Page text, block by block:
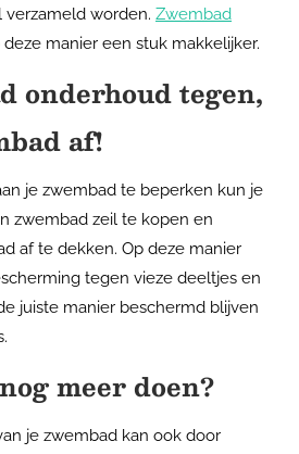
worden. Zwembad
manier een stuk makkelijker.
onderhoud tegen,
af!
je zwembad te beperken kun je
zwembad zeil te kopen en
af te dekken. Op deze manier
tegen vieze deeltjes en
juiste manier beschermd blijven
meer doen?
je zwembad kan ook door